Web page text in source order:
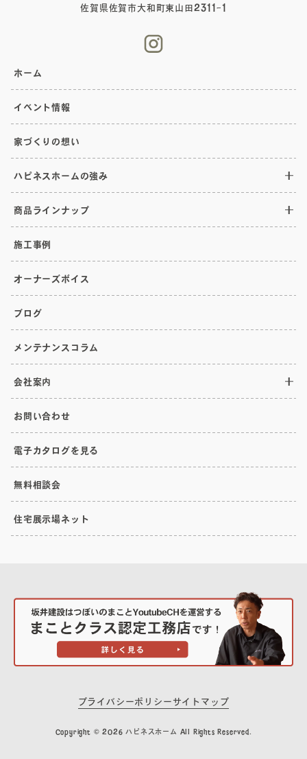
佐賀県佐賀市大和町東山田2311-1
ホーム
イベント情報
家づくりの想い
ハピネスホームの強み
商品ラインナップ
施工事例
オーナーズボイス
ブログ
メンテナンスコラム
会社案内
お問い合わせ
電子カタログを見る
無料相談会
住宅展示場ネット
プライバシーポリシーサイトマップ
Copyright © 2026 ハピネスホーム All Rights Reserved.